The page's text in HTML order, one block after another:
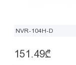
NVR-104H-D
151.49₾